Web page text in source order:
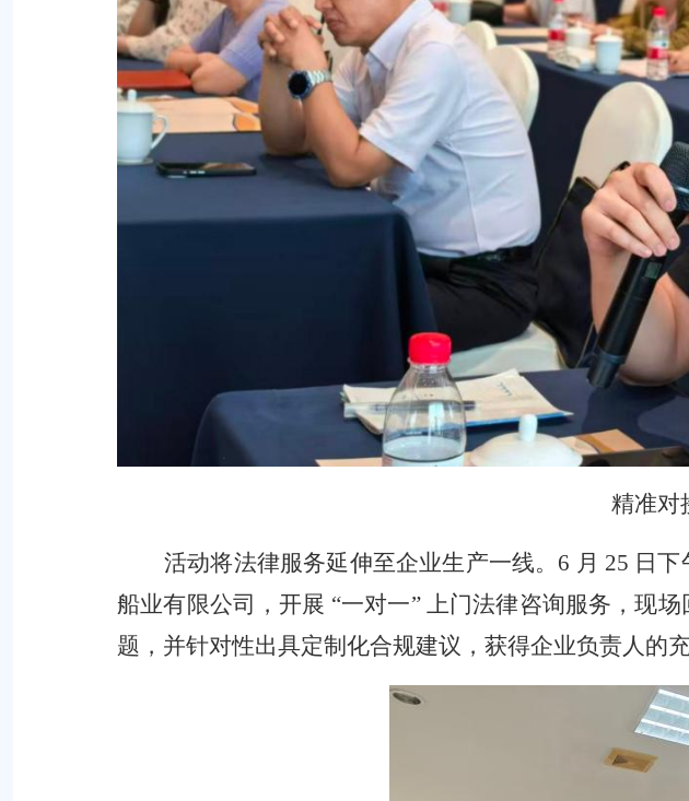
精准对
活动将法律服务延伸至企业生产一线。 6 月 25 日
船业有限公司，开展 “一对一”
上门法律咨询服务，现
题，并针对性出具定制化合规建议，获得企业负责人的充